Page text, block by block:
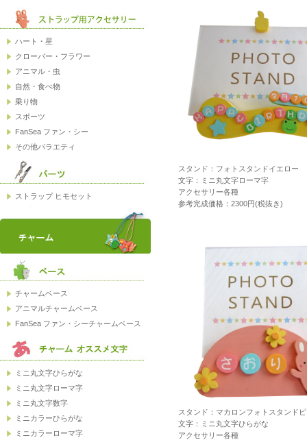
スタンド：フォトスタンドイエロー
文字：ミニ丸文字ローマ字
アクセサリー各種
参考完成価格：2300円(税抜き)
スタンド：マカロンフォトスタンド
文字：ミニ丸文字ひらがな
アクセサリー各種